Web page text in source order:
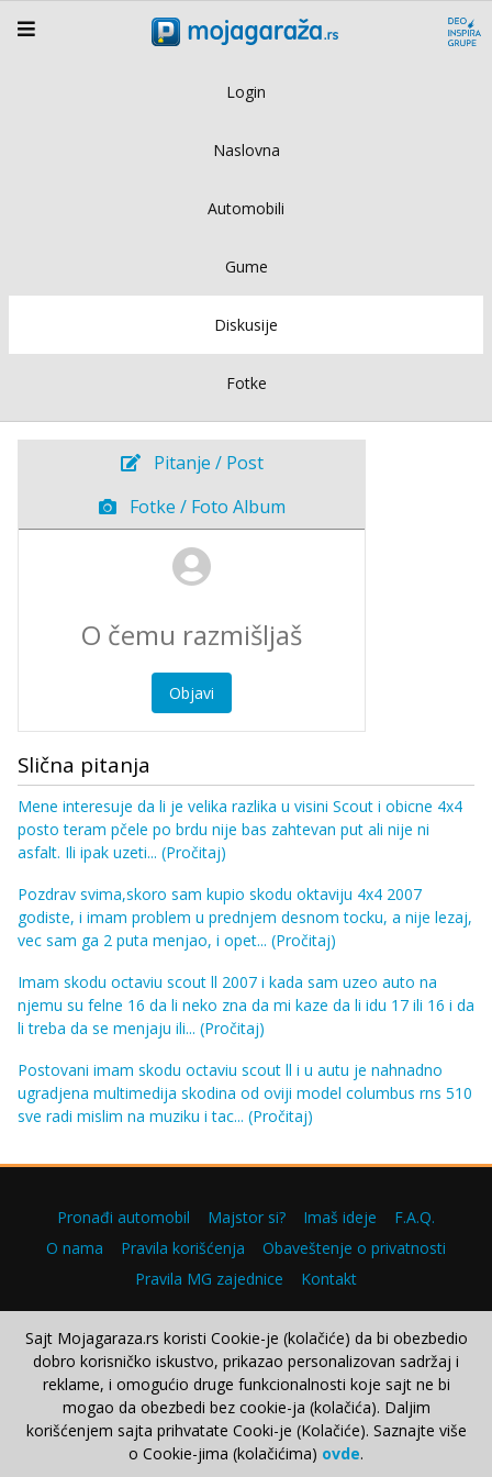
Login
Naslovna
Automobili
Gume
Diskusije
Fotke
Pitanje / Post
Fotke / Foto Album
Objavi
Slična pitanja
Mene interesuje da li je velika razlika u visini Scout i obicne 4x4
posto teram pčele po brdu nije bas zahtevan put ali nije ni
asfalt. Ili ipak uzeti... (Pročitaj)
Pozdrav svima,skoro sam kupio skodu oktaviju 4x4 2007
godiste, i imam problem u prednjem desnom tocku, a nije lezaj,
vec sam ga 2 puta menjao, i opet... (Pročitaj)
Imam skodu octaviu scout ll 2007 i kada sam uzeo auto na
njemu su felne 16 da li neko zna da mi kaze da li idu 17 ili 16 i da
li treba da se menjaju ili... (Pročitaj)
Postovani imam skodu octaviu scout ll i u autu je nahnadno
ugradjena multimedija skodina od oviji model columbus rns 510
sve radi mislim na muziku i tac... (Pročitaj)
Pronađi automobil Majstor si? Imaš ideje
F.A.Q.
O nama
Pravila korišćenja
Obaveštenje o privatnosti
Pravila MG zajednice
Kontakt
Copyright © 2000–2026.
Sajt Mojagaraza.rs koristi Cookie-je (kolačiće) da bi obezbedio
dobro korisničko iskustvo, prikazao personalizovan sadržaj i
reklame, i omogućio druge funkcionalnosti koje sajt ne bi
mogao da obezbedi bez cookie-ja (kolačića). Daljim
korišćenjem sajta prihvatate Cooki-je (Kolačiće). Saznajte više
o Cookie-jima (kolačićima) ovde.